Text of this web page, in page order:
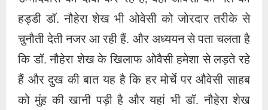
हड्डी डॉ. नौहेरा शेख भी ओवेसी को जोरदार तरीके से
चुनौती देती नजर आ रही हैं. और अध्ययन से पता चलता है
कि डॉ. नौहेरा शेख के खिलाफ ओवैसी हमेशा से लड़ते रहे
हैं और दुख की बात यह है कि हर मोर्चे पर औवेसी साहब
को मुंह की खानी पड़ी है और यहां भी डॉ. नौहेरा शेख